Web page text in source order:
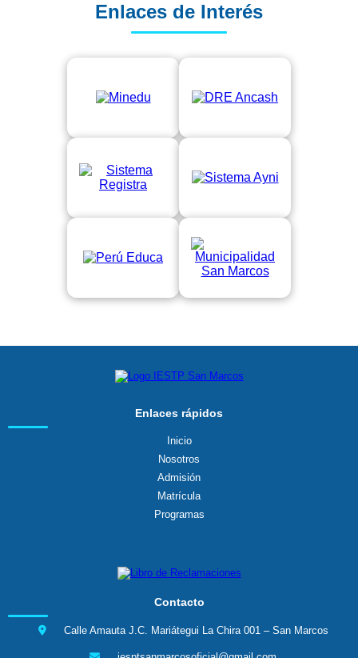
Enlaces de Interés
Enlaces rápidos
Inicio
Nosotros
Admisión
Matrícula
Programas
Contacto
Calle Amauta J.C. Mariátegui La Chira 001 – San Marcos